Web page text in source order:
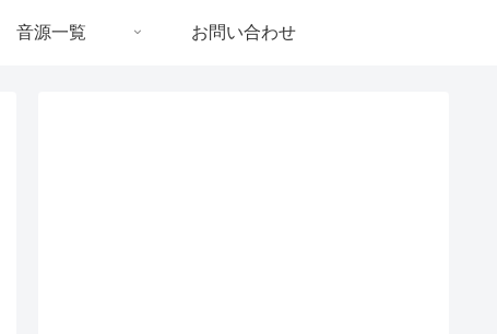
音源一覧 お問い合わせ